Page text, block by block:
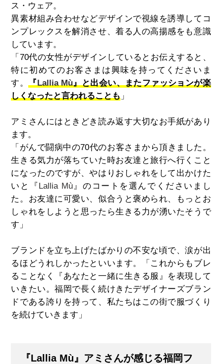
ス・ウェア。
異素材組み合わせなどデザインで視線を誘導してコ
ンプレックスを解消させ、着る人の高揚感をも意識
しています。
「70代の女性がデザインしているとお伝えすると、
特に初めてのお客さまは興味を持ってくださいま
す。『Lallia Mù』と出会い、またファッションが楽
しくなったと言われることも 」
アミさんにはときどき読み返す大切なお手紙があり
ます。
「がんで闘病中の70代のお客さまから頂きました。
生きる気力が落ちていた時お友達と旅行へ行くこと
になったのですが、やはりおしゃれをして出かけた
いと『Lallia Mù』のコートを選んでくださいまし
た。お友達に可愛い、似合うと褒められ、もっとお
しゃれをしようと思ったら生きる力が湧いたそうで
す」
ブランドを立ち上げたばかりの不安な頃で、涙が出
るほどうれしかったといいます。「これからもブレ
ることなく『あなたと一緒に生きる服』を表現して
いきたい。福岡で長く続けきたデザイナーズブラン
ドである誇りを持って、私たちはこの街で服づくり
を続けていきます」
『Lallia Mù』アミさんが感じる福岡フ